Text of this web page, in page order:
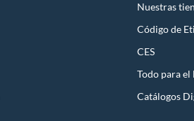
Nuestras
Código de
CES
Todo para el
Catálogos